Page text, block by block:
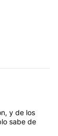
y de los
sabe de